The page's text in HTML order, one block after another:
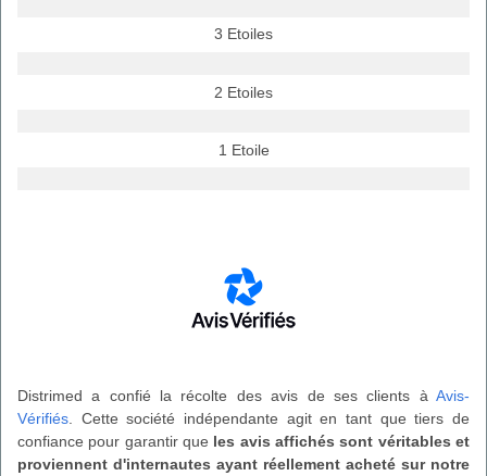
3 Etoiles
2 Etoiles
1 Etoile
Distrimed a confié la récolte des avis de ses clients à Avis-
Vérifiés. Cette société indépendante agit en tant que tiers de
confiance pour garantir que les avis affichés sont véritables et
proviennent d'internautes ayant réellement acheté sur notre